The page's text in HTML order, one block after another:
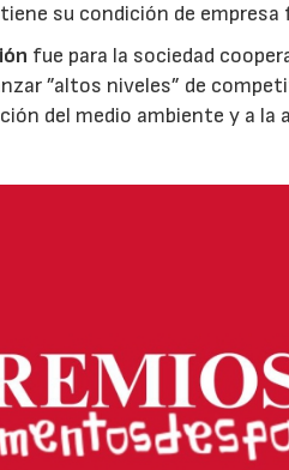
su condición de empresa
fue para la sociedad
”altos niveles” de
del medio ambiente y a